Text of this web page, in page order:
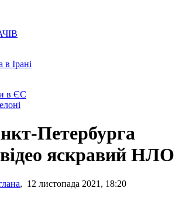
в Ірані
в ЄС
Петербурга
яскравий НЛО
, 12 листопада 2021, 18:20